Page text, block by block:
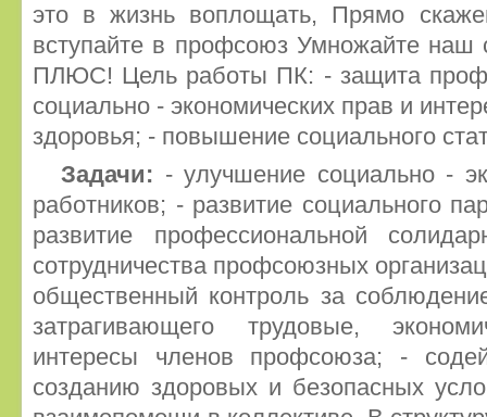
это в жизнь воплощать, Прямо
вступайте в профсоюз Умножайте
ПЛЮС! Цель работы ПК: - защита
социально - экономических прав и
здоровья; - повышение социального
Задачи: - улучшение социально -
работников; - развитие социального
развитие профессиональной
сотрудничества профсоюзных
общественный контроль за
затрагивающего трудовые,
интересы членов профсоюза; -
созданию здоровых и безопасных